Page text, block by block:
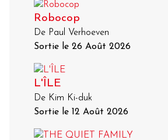
Robocop
De Paul Verhoeven
Sortie le 26 Août 2026
L'ÎLE
De Kim Ki-duk
Sortie le 12 Août 2026